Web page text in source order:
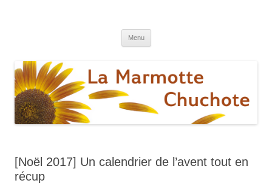
Menu
[Noël 2017] Un calendrier de l’avent tout en
récup